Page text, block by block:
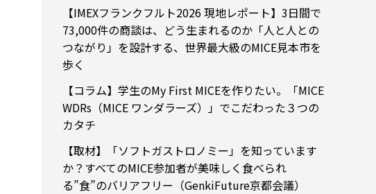
【IMEXフランクフルト2026 現地レポート】3日間で
73,000件の商談は、どう生まれるのか「人と人との
つながり」を設計する、世界最大級のMICE見本市を
歩く
【コラム】学生のMy First MICEを作りたい。「MICE
WDRs（MICE ワンダラーズ）」でこだわった３つの
カタチ
【取材】「ソフトガストロノミー」を知っています
か？すべてのMICE参加者が美味しく食べられ
る”食”のバリアフリー（GenkiFuture京都会議）